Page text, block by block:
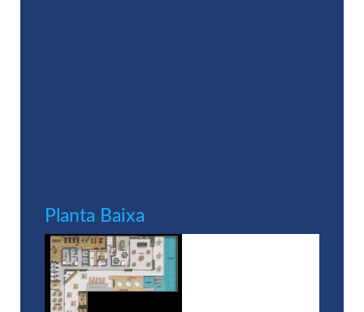
Planta Baixa